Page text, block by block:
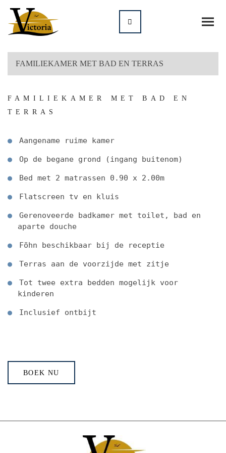
FAMILIEKAMER MET BAD EN TERRAS
FAMILIEKAMER MET BAD EN
TERRAS
Aangename ruime kamer
Op de begane grond (ingang buitenom)
Bed met 2 matrassen 0.90 x 2.00m
Flatscreen tv en kluis
Gerenoveerde badkamer met toilet, bad en
aparte douche
Föhn beschikbaar bij de receptie
Terras aan de voorzijde met zitje
Tot twee extra bedden mogelijk voor
kinderen
Inclusief ontbijt
BOEK NU